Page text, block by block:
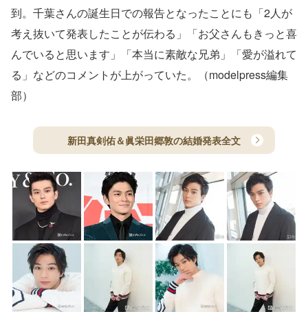
到。千葉さんの誕生日での報告となったことにも「2人が
考え抜いて発表したことが伝わる」「お父さんもきっと喜
んでいると思います」「本当に素敵な兄弟」「愛が溢れて
る」などのコメントが上がっていた。（modelpress編集
部）
新田真剣佑＆眞栄田郷敦の結婚発表全文